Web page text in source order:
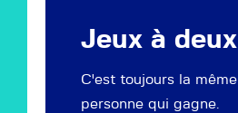
Jeux à deux
C'est toujours la même
personne qui gagne.